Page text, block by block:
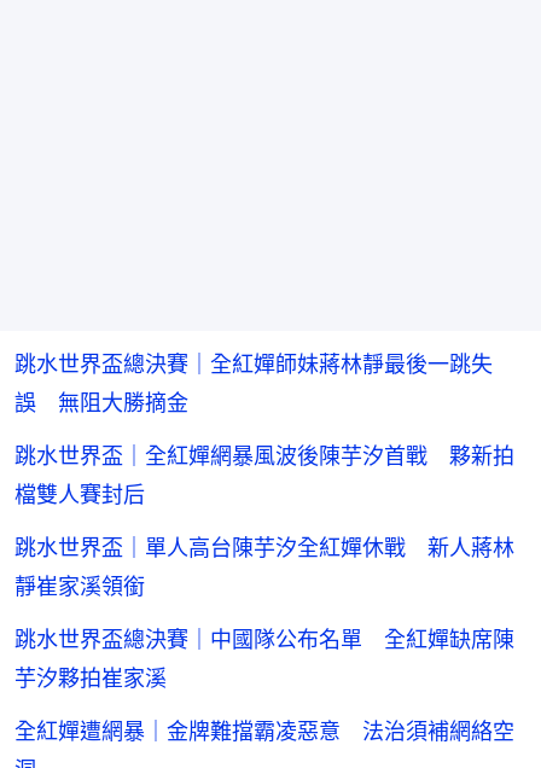
跳水世界盃總決賽｜全紅嬋師妹蔣林靜最後一跳失
誤 無阻大勝摘金
跳水世界盃｜全紅嬋網暴風波後陳芋汐首戰 夥新拍
檔雙人賽封后
跳水世界盃｜單人高台陳芋汐全紅嬋休戰 新人蔣林
靜崔家溪領銜
跳水世界盃總決賽｜中國隊公布名單 全紅嬋缺席陳
芋汐夥拍崔家溪
全紅嬋遭網暴｜金牌難擋霸凌惡意 法治須補網絡空